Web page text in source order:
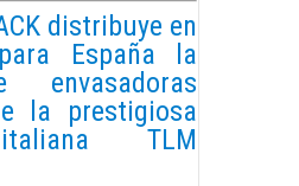
distribuye en
España la
la prestigiosa
TLM